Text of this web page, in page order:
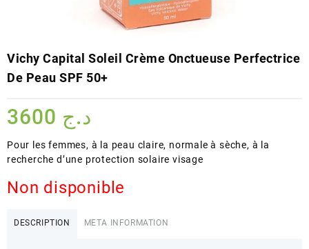
Vichy Capital Soleil Crème Onctueuse Perfectrice
De Peau SPF 50+
د.ج
Pour les femmes, à la peau claire, normale à sèche, à la
recherche d’une protection solaire visage
Non disponible
DESCRIPTION META INFORMATION